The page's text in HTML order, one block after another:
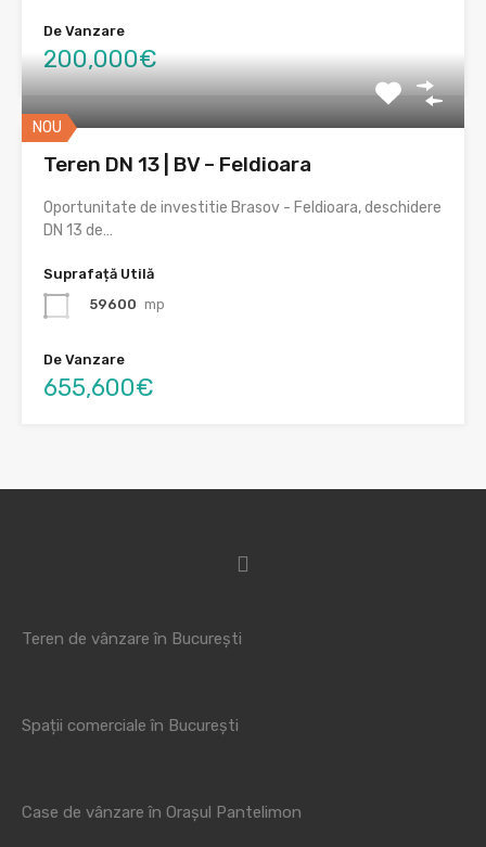
De Vanzare
200,000€
NOU
Teren DN 13 | BV – Feldioara
Oportunitate de investitie Brasov - Feldioara, deschidere
DN 13 de…
Suprafață Utilă
59600 mp
De Vanzare
655,600€
Teren de vânzare în București
Spații comerciale în București
Case de vânzare în Orașul Pantelimon